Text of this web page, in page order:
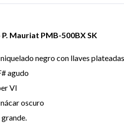
Mauriat PMB-500BX SK
negro con llaves plateadas
agudo
VI
oscuro